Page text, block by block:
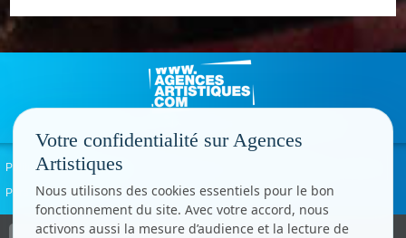
Politique de confidentialité
Paramètres cookies
Copyright © CC.Comunication
Votre confidentialité sur Agences
Artistiques
Nous utilisons des cookies essentiels pour le bon
fonctionnement du site. Avec votre accord, nous
activons aussi la mesure d’audience et la lecture de